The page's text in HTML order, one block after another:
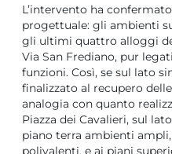
L’intervento ha
progettuale: gli ambienti
gli ultimi quattro alloggi
Via San Frediano, pur
funzioni. Così, se sul lato
finalizzato al recupero
analogia con quanto
Piazza dei Cavalieri, sul
piano terra ambienti
polivalenti, e ai piani